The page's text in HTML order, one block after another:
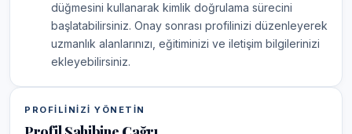
düğmesini kullanarak kimlik doğrulama sürecini
başlatabilirsiniz. Onay sonrası profilinizi düzenleyerek
uzmanlık alanlarınızı, eğitiminizi ve iletişim bilgilerinizi
ekleyebilirsiniz.
PROFILINIZI YÖNETIN